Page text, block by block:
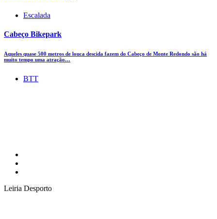
Escalada
Cabeço Bikepark
Aqueles quase 500 metros de louca descida fazem do Cabeço de Monte Redondo são há
muito tempo uma atração…
BTT
Leiria Desporto